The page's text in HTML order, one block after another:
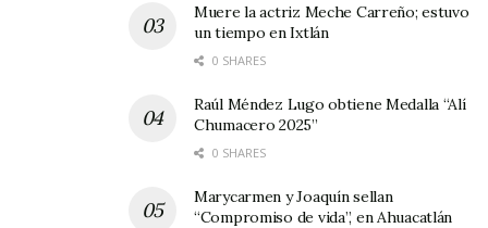
Muere la actriz Meche Carreño; estuvo
un tiempo en Ixtlán
0 SHARES
Raúl Méndez Lugo obtiene Medalla “Alí
Chumacero 2025”
0 SHARES
Marycarmen y Joaquín sellan
“Compromiso de vida”, en Ahuacatlán